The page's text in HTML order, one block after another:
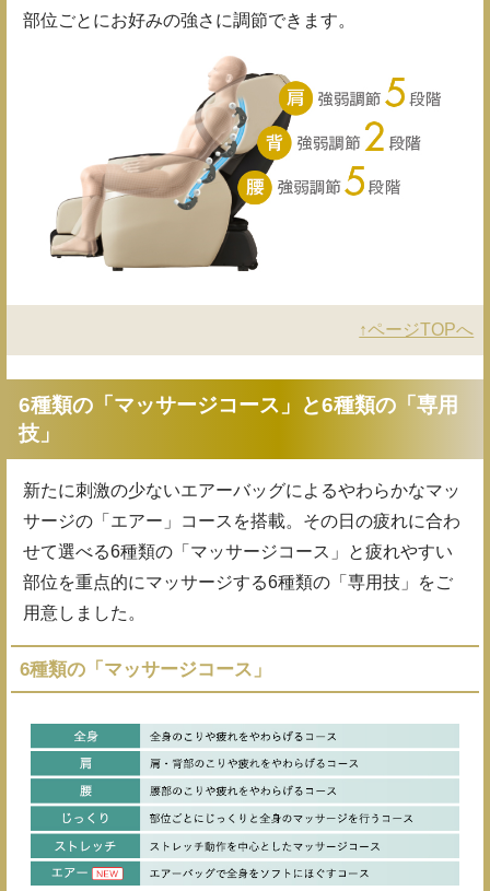
部位ごとにお好みの強さに調節できます。
↑ページTOPへ
6種類の「マッサージコース」と6種類の「専用
技」
新たに刺激の少ないエアーバッグによるやわらかなマッ
サージの「エアー」コースを搭載。その日の疲れに合わ
せて選べる6種類の「マッサージコース」と疲れやすい
部位を重点的にマッサージする6種類の「専用技」をご
用意しました。
6種類の「マッサージコース」